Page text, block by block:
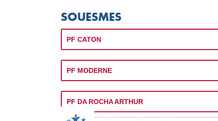
SOUESMES
PF CATON
PF MODERNE
PF DA ROCHA ARTHUR